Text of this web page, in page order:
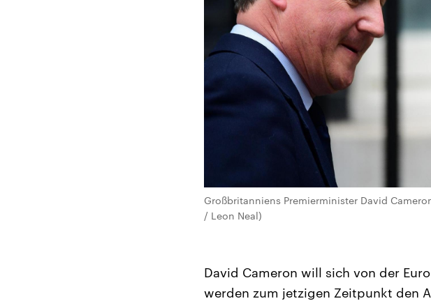
Großbritanniens Premierminister David
/ Leon Neal)
David Cameron will sich von der
werden zum jetzigen Zeitpunkt den